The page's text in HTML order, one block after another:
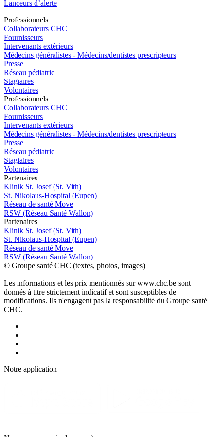
Lanceurs d’alerte
Professionnels
Collaborateurs CHC
Fournisseurs
Intervenants extérieurs
Médecins généralistes - Médecins/dentistes prescripteurs
Presse
Réseau pédiatrie
Stagiaires
Volontaires
Professionnels
Collaborateurs CHC
Fournisseurs
Intervenants extérieurs
Médecins généralistes - Médecins/dentistes prescripteurs
Presse
Réseau pédiatrie
Stagiaires
Volontaires
Partenaires
Klinik St. Josef (St. Vith)
St. Nikolaus-Hospital (Eupen)
Réseau de santé Move
RSW (Réseau Santé Wallon)
Partenaires
Klinik St. Josef (St. Vith)
St. Nikolaus-Hospital (Eupen)
Réseau de santé Move
RSW (Réseau Santé Wallon)
© Groupe santé CHC (textes, photos, images)
Les informations et les prix mentionnés sur www.chc.be sont
donnés à titre strictement indicatif et sont susceptibles de
modifications. Ils n'engagent pas la responsabilité du Groupe santé
CHC.
Notre application